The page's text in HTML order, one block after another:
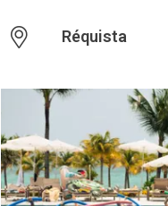
Réquista